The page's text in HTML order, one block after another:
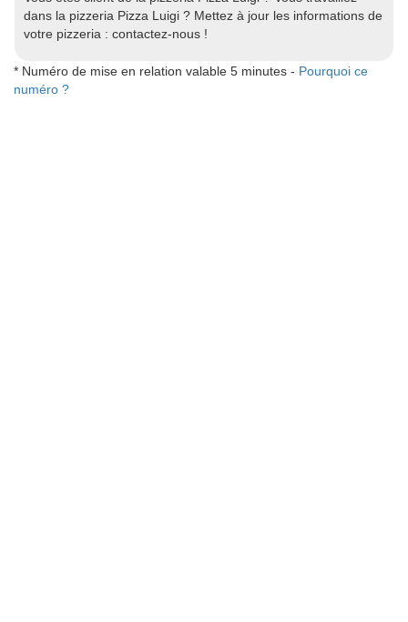
dans la pizzeria Pizza Luigi ? Mettez à jour les informations de
votre pizzeria : contactez-nous !
* Numéro de mise en relation valable 5 minutes - Pourquoi ce
numéro ?